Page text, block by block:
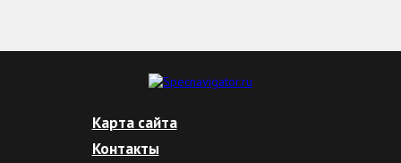
Карта сайта
Контакты